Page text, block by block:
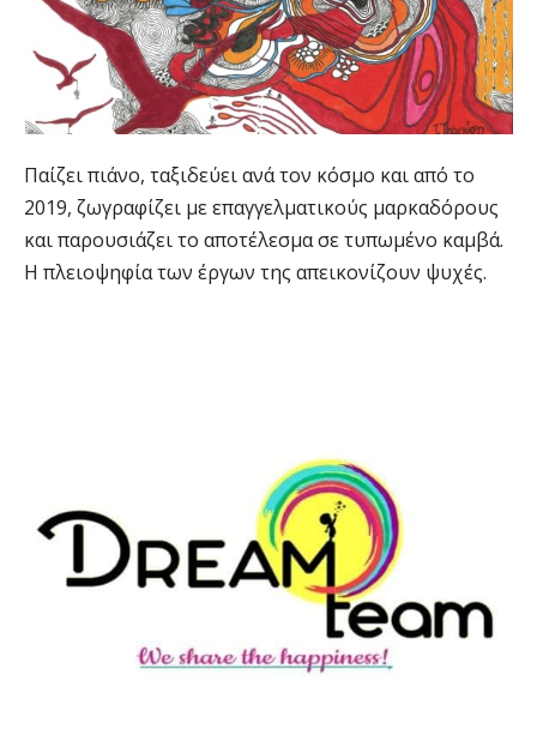
Παίζει πιάνο, ταξιδεύει ανά τον κόσμο και από το
2019, ζωγραφίζει με επαγγελματικούς μαρκαδόρους
και παρουσιάζει το αποτέλεσμα σε τυπωμένο καμβά.
Η πλειοψηφία των έργων της απεικονίζουν ψυχές.